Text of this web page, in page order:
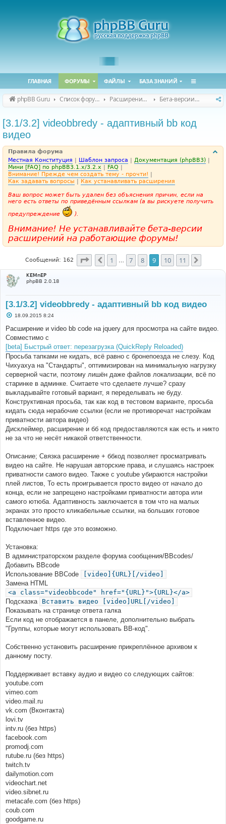
ГЛАВНАЯ ФОРУМЫ ФАЙЛЫ БАЗА ЗНАНИЙ
phpBB Guru Список форумов Расширения phpBB Бета-версии расширений для phpBB
[3.1/3.2] videobbredy - адаптивный bb код
видео
Правила форума
Местная Конституция | Шаблон запроса | Документация (phpBB3) |
Мини [FAQ] по phpBB3.1.x/3.2.x | FAQ |
Внимание! Прежде чем создать тему - прочти! |
Как задавать вопросы | Как устанавливать расширения
Ваш вопрос может быть удален без объяснения причин, если на
него есть ответы по приведённым ссылкам (а вы рискуете получить
предупреждение
).
Внимание! Не устанавливайте бета-версии
расширений на работающие форумы!
Сообщений: 162 Страница9 из 11
Пред.
1 7 8 9 10 11
KEMnEP
phpBB 2.0.18
[3.1/3.2] videobbredy - адаптивный bb код видео
С
о
б
щ
е
н
и
18.09.2015 8:24
Расширение и video bb соde на jquery для просмотра на сайте видео.
Совместимо с
[beta] Быстрый ответ: перезагрузка (QuickReply Reloaded)
Просьба тапками не кидать, всё равно с бронепоезда не слезу. Код
Чихуахуа на "Стандарты", оптимизирован на минимальную нагрузку
серверной части, поэтому лишён даже файлов локализации, всё по
старинке в админке. Считаете что сделаете лучше? сразу
выкладывайте готовый вариант, я переделывать не буду.
Конструктивная просьба, так как код в тестовом варианте, просьба
кидать сюда нерабочие ссылки (если не противоречат настройкам
приватности автора видео)
Дисклеймер, расширение и бб код предоставляются как есть и никто
не за что не несёт никакой ответственности.
Описание; Связка расширение + ббкод позволяет просматривать
видео на сайте. Не нарушая авторские права, и слушаясь настроек
приватности самого видео. Также с youtube убираются настройки
плей листов, То есть проигрывается просто видео от начало до
конца, если не запрещено настройками приватности автора или
самого ютюба. Адаптивность заключается в том что на малых
экранах это просто кликабельные ссылки, на больших готовое
вставленное видео.
Подключает https где это возможно.
Установка:
В администраторском разделе форума сообщения/BBcodes/
Добавить BBcode
Использование BBCode
[video]{URL}[/video]
Замена HTML
<a class="videobbcode" href="{URL}">{URL}</a>
Подсказка Вставить видео [video]URL[/video]
Показывать на странице ответа галка
Если код не отображается в панеле, дополнительно выбрать
"Группы, которые могут использовать BB-код".
Собственно установить расширение прикреплённое архивом к
данному посту.
Поддерживает вставку аудио и видео со следующих сайтов:
youtube.com
vimeo.com
video.mail.ru
vk.com (Вконтакта)
lovi.tv
intv.ru (без https)
facebook.com
promodj.com
rutube.ru (без https)
twitch.tv
dailymotion.com
videochart.net
video.sibnet.ru
metacafe.com (без https)
coub.com
goodgame.ru